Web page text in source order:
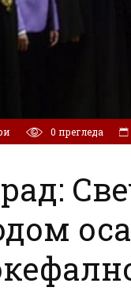
0 прегледа